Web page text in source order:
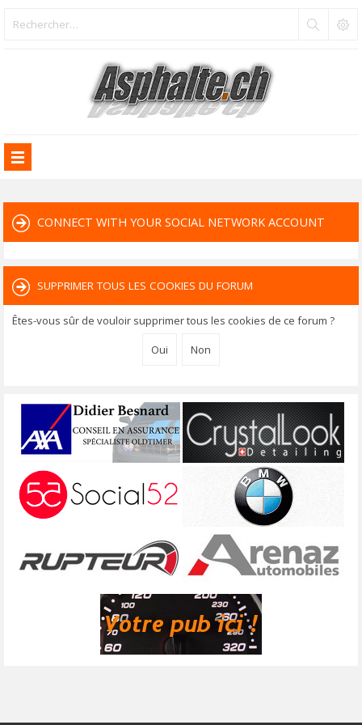
CONNECT WITH YOUR SOCIAL NETWORK ACCOUNT
SUPPRIMER TOUS LES COOKIES DU FORUM
Êtes-vous sûr de vouloir supprimer tous les cookies de ce forum ?